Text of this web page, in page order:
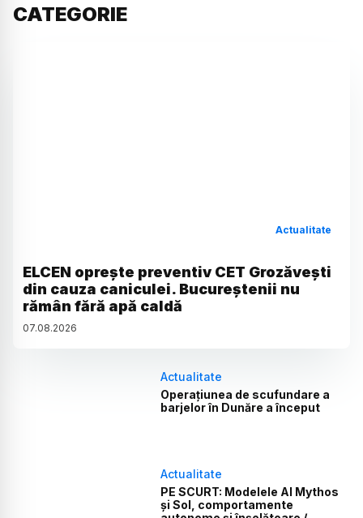
CATEGORIE
Actualitate
ELCEN oprește preventiv CET Grozăvești
din cauza caniculei. Bucureștenii nu
rămân fără apă caldă
07.08.2026
Actualitate
Operațiunea de scufundare a
barjelor în Dunăre a început
Actualitate
PE SCURT: Modelele AI Mythos
și Sol, comportamente